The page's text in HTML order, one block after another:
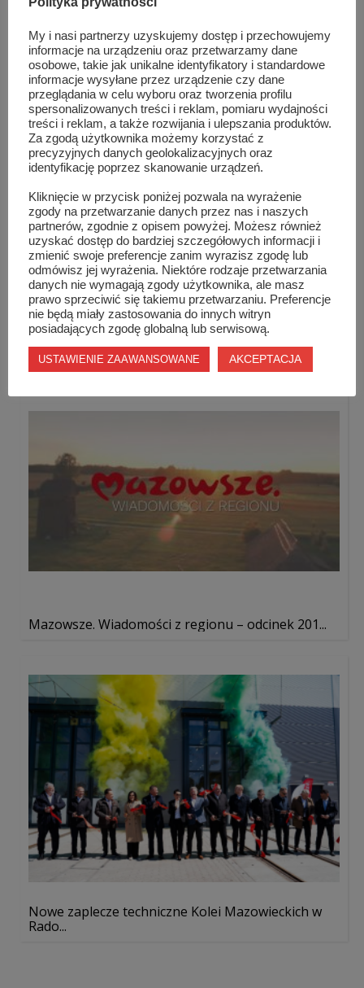
Znamy ró...
Rozbudowa Przedszkola Samorządowego nr 2 o
siedzib...
Mazowsze. Wiadomości z regionu – odcinek 201...
Nowe zaplecze techniczne Kolei Mazowieckich w
Rado...
My i nasi partnerzy uzyskujemy dostęp i przechowujemy
informacje na urządzeniu oraz przetwarzamy dane
osobowe, takie jak unikalne identyfikatory i standardowe
informacje wysyłane przez urządzenie czy dane
przeglądania w celu wyboru oraz tworzenia profilu
spersonalizowanych treści i reklam, pomiaru wydajności
treści i reklam, a także rozwijania i ulepszania produktów.
Za zgodą użytkownika możemy korzystać z
precyzyjnych danych geolokalizacyjnych oraz
identyfikację poprzez skanowanie urządzeń.
Kliknięcie w przycisk poniżej pozwala na wyrażenie
zgody na przetwarzanie danych przez nas i naszych
partnerów, zgodnie z opisem powyżej. Możesz również
uzyskać dostęp do bardziej szczegółowych informacji i
zmienić swoje preferencje zanim wyrazisz zgodę lub
odmówisz jej wyrażenia. Niektóre rodzaje przetwarzania
danych nie wymagają zgody użytkownika, ale masz
prawo sprzeciwić się takiemu przetwarzaniu. Preferencje
nie będą miały zastosowania do innych witryn
posiadających zgodę globalną lub serwisową.
USTAWIENIE ZAAWANSOWANE AKCEPTACJA